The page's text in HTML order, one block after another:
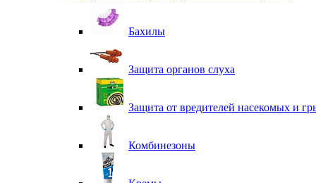
Бахилы
Защита органов слуха
Защита от вредителей насекомых и
Комбинезоны